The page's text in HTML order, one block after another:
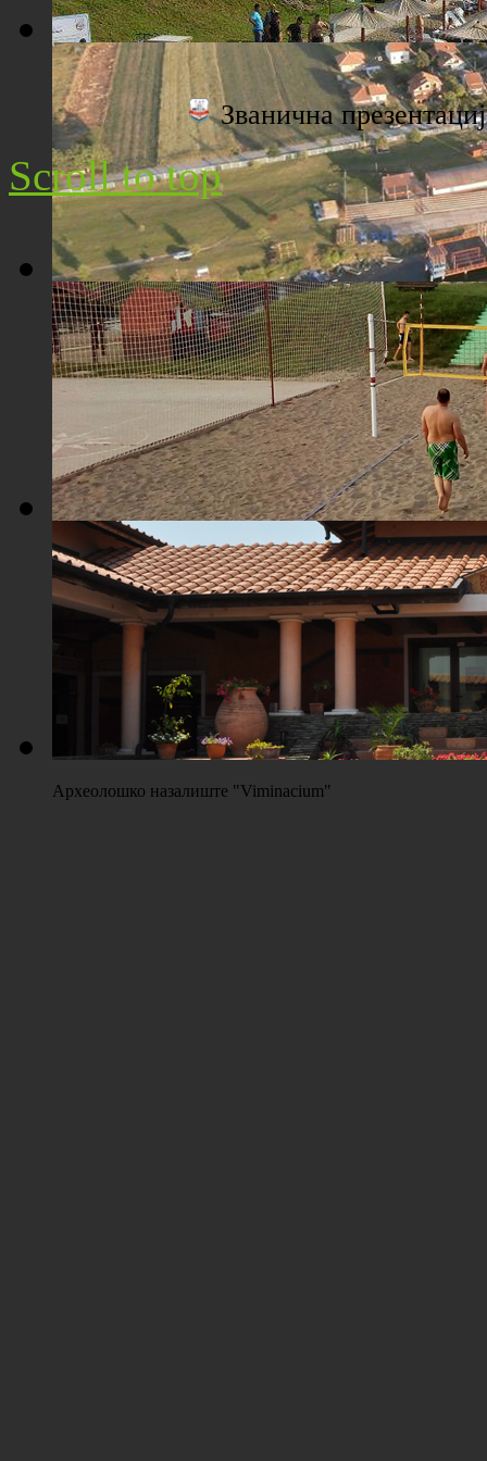
Плажа "Топољар" - Поглед са торња
Плажа "Топољар" - Поглед из ваздуха
Плажа "Топољар" - Терени на песку
Археолошко назалиште "Viminacium"
Званична
Scroll to top